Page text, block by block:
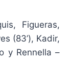
Figueras,
(83’), Kadir,
y Rennella –